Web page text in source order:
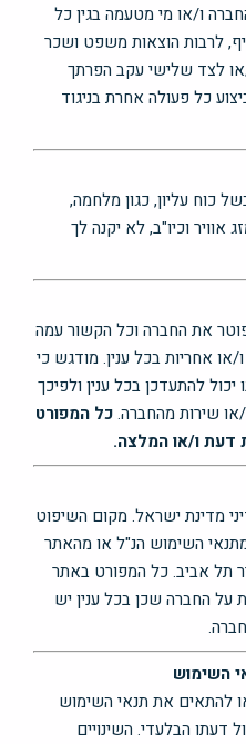
ו/או מי מטעמה בגין כל
לרבות הוצאות משפט ושכר
או לצד שלישי עקב הפרתך
כל פעולה אחרת בניגוד
כוח עליון, כגון מלחמה,
וכיו"ב, לא יקנה לך
את החברה וכל הקשור עמה
אחריות בכל ענין. מודגש כי
להתעדכן בכל ענין ולפיכך
או שירות מהחברה.כל המפורט
דעת ו/או המלצה.
מדינת ישראל. מקום השיפוט
מתנאי השימוש הנ"ל או מהאתר
תל אביב. כל המפורט באתר
על החברה שכן בכל ענין יש
השימוש
להתאים את תנאי השימוש
הבלעדי. השינויים